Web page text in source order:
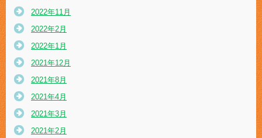
2022年11月
2022年2月
2022年1月
2021年12月
2021年8月
2021年4月
2021年3月
2021年2月